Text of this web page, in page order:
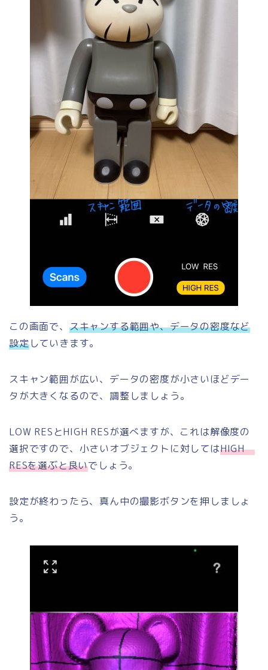
この画面で、 スキャンする範囲や、データの密度など
設定していきます。
スキャン範囲が広い、データの密度が小さいほどデー
タが大きくなるので、調整しましょう。
LOW RESとHIGH RESが選べますが、これは解像度の
選択ですので、小さいオブジェクトに対してはHIGH
RESを選ぶと良いでしょう。
設定が終わったら、真ん中の撮影ボタンを押しましょ
う。